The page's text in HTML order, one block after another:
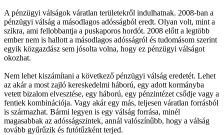
A pénzügyi válságok váratlan területekről indulhatnak. 2008-ban a
pénzügyi válság a másodlagos adósságból eredt. Olyan volt, mint a
szikra, ami fellobbantja a puskaporos hordót. 2008 előtt a legtöbb
ember nem is hallott a másodlagos adósságról és tudomásom szerint
egyik közgazdász sem jósolta volna, hogy ez pénzügyi válságot
okozhat.
Nem lehet kiszámítani a következő pénzügyi válság eredetét. Lehet
az akár a most zajló kereskedelmi háború, egy adott kormányba
vetett bizalom elvesztése, egy háború, egy pénzintézet csődje vagy a
fentiek kombinációja. Vagy akár egy más, teljesen váratlan forrásból
is származhat. Bármi legyen is egy válság forrása, minél
magasabbak az adósságszintek, annál valószínűbb, hogy a válság
tovább gyűrűzik és futótűzként terjed.